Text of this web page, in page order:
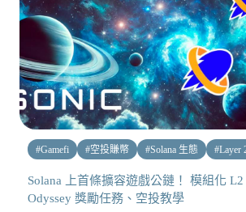
#Gamefi #空投賺幣 #Solana 生態 #Layer
Solana 上首條擴容遊戲公鏈！ 模組化 L2
Odyssey 獎勵任務、空投教學